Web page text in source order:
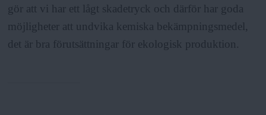
gör att vi har ett lågt skadetryck och därför har goda
möjligheter att undvika kemiska bekämpningsmedel,
det är bra förutsättningar för ekologisk produktion.